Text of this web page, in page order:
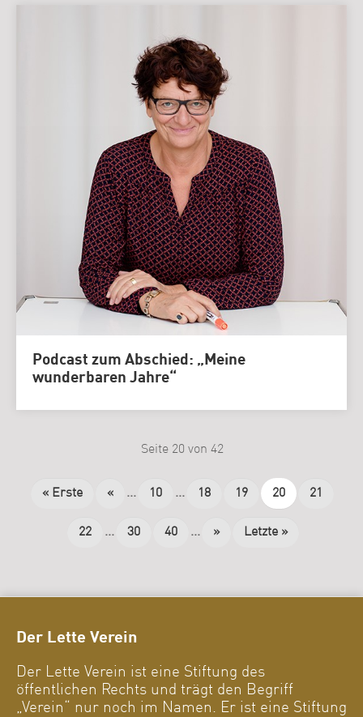
Podcast zum Abschied: „Meine
wunderbaren Jahre“
Seite 20 von 42
« Erste « ... 10 ... 18 19 20 21
22 ... 30 40 ... » Letzte »
Der Lette Verein
Der Lette Verein ist eine Stiftung des
öffentlichen Rechts und trägt den Begriff
„Verein“ nur noch im Namen. Er ist eine Stiftung